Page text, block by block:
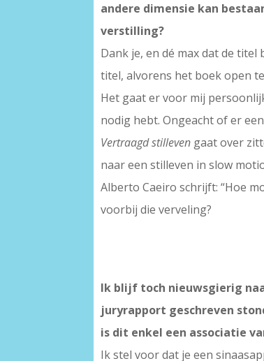
andere dimensie kan
verstilling?
Dank je, en dé max dat de
titel, alvorens het boek open
Het gaat er voor mij
nodig hebt. Ongeacht of er
Vertraagd stilleven gaat over
naar een stilleven in slow
Alberto Caeiro schrijft: “Hoe
voorbij die verveling?
Ik blijf toch nieuwsgierig
juryrapport geschreven
is dit enkel een associatie
Ik stel voor dat je een